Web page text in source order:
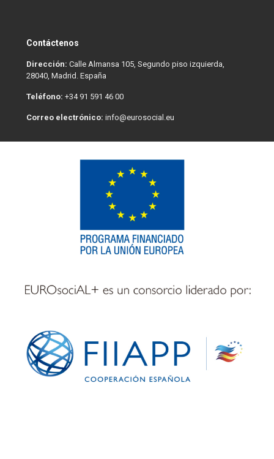
Contáctenos
Dirección: Calle Almansa 105, Segundo piso izquierda,
28040, Madrid. España
Teléfono: +34 91 591 46 00
Correo electrónico: info@eurosocial.eu